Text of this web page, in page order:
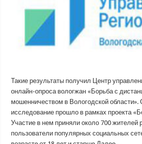
Такие результаты получил Центр
онлайн-опроса вологжан «Борьба с
мошенничеством в Вологодской области».
исследование прошло в рамках проекта
Участие в нем приняли около 700 жителей
пользователи популярных социальных